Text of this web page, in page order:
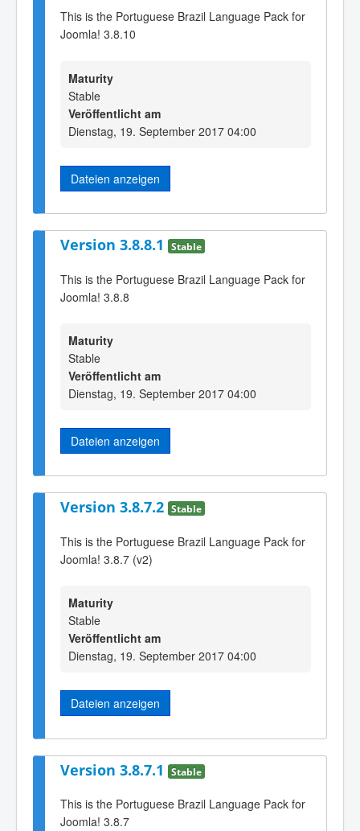
This is the Portuguese Brazil Language Pack for
Joomla! 3.8.10
Maturity
Stable
Veröffentlicht am
Dienstag, 19. September 2017 04:00
Dateien anzeigen
Version 3.8.8.1 Stable
This is the Portuguese Brazil Language Pack for
Joomla! 3.8.8
Maturity
Stable
Veröffentlicht am
Dienstag, 19. September 2017 04:00
Dateien anzeigen
Version 3.8.7.2 Stable
This is the Portuguese Brazil Language Pack for
Joomla! 3.8.7 (v2)
Maturity
Stable
Veröffentlicht am
Dienstag, 19. September 2017 04:00
Dateien anzeigen
Version 3.8.7.1 Stable
This is the Portuguese Brazil Language Pack for
Joomla! 3.8.7